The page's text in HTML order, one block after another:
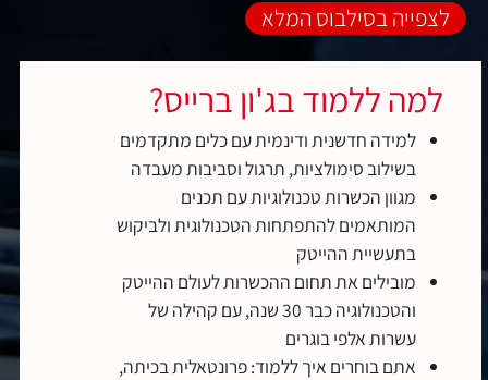
לצפייה בסילבוס המלא
למה ללמוד בג'ון ברייס?
למידה חדשנית ודינמית עם כלים מתקדמים
בשילוב סימולציות, תרגול וסביבות מעבדה
מגוון הכשרות טכנולוגיות עם תכנים
המותאמים להתפתחות הטכנולוגית ולביקוש
בתעשיית ההייטק
מובילים את תחום ההכשרות לעולם ההייטק
והטכנולוגיה כבר 30 שנה, עם קהילה של
עשרות אלפי בוגרים
אתם בוחרים איך ללמוד: פרונטאלית בכיתה,